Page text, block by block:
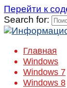
Перейти к
Search for:
Главная
Windows
Windows 7
Windows 8